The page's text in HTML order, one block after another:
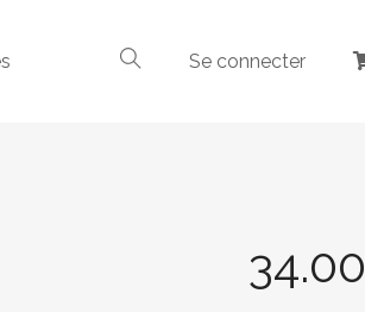
Se connecter
34.00